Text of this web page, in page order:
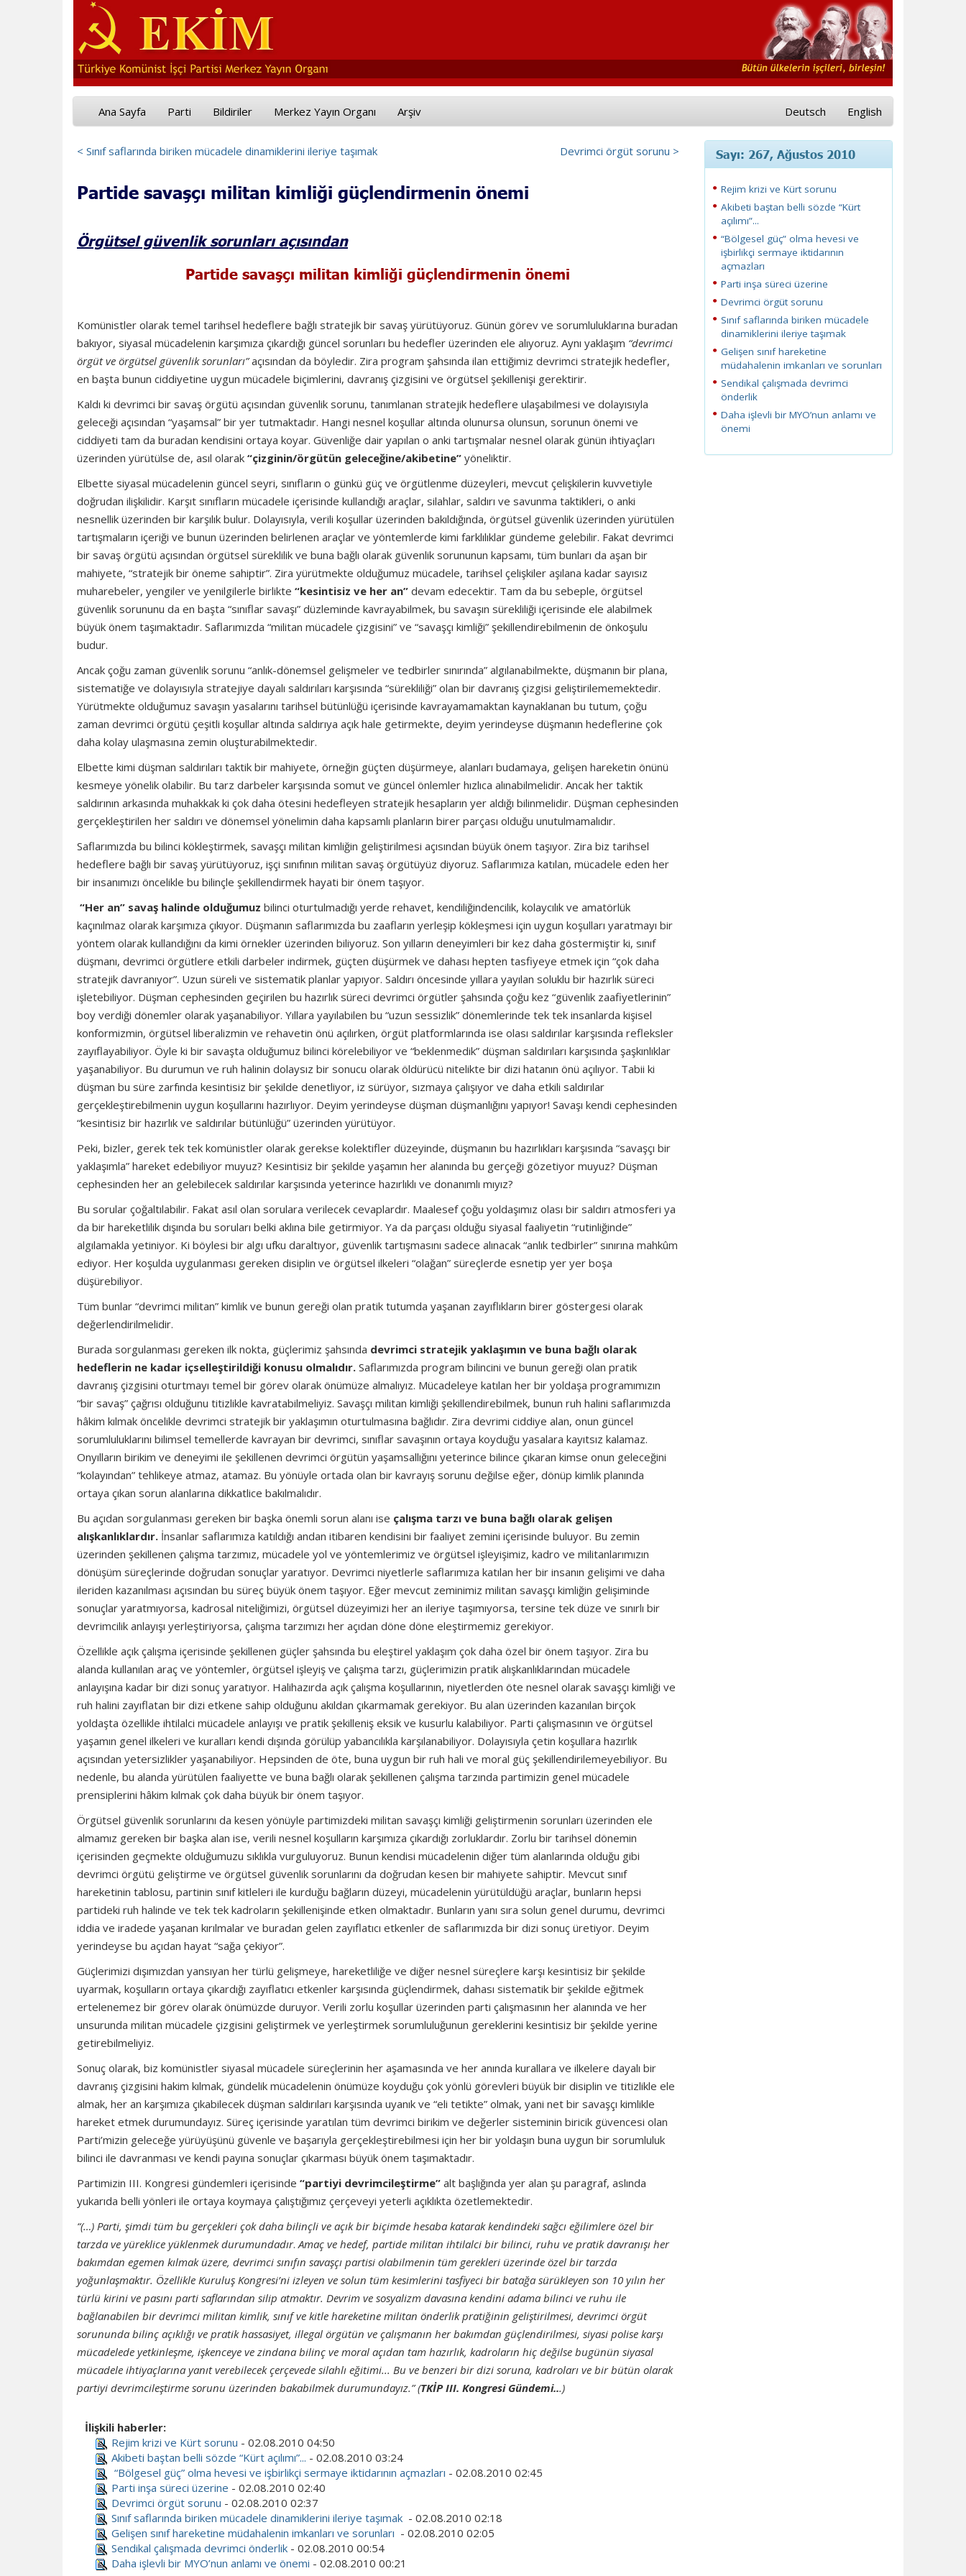
Ana Sayfa Parti Bildiriler Merkez Yayın Organı Arşiv Deutsch English
Devrimci örgüt sorunu >
< Sınıf saflarında biriken mücadele dinamiklerini ileriye taşımak
Partide savaşçı militan kimliği güçlendirmenin önemi
Örgütsel güvenlik sorunları açısından
Partide savaşçı militan kimliği güçlendirmenin önemi
Komünistler olarak temel tarihsel hedeflere bağlı stratejik bir savaş yürütüyoruz. Günün görev ve sorumluluklarına buradan
bakıyor, siyasal mücadelenin karşımıza çıkardığı güncel sorunları bu hedefler üzerinden ele alıyoruz. Aynı yaklaşım “devrimci
örgüt ve örgütsel güvenlik sorunları”açısından da böyledir. Zira program şahsında ilan ettiğimiz devrimci stratejik hedefler,
en başta bunun ciddiyetine uygun mücadele biçimlerini, davranış çizgisini ve örgütsel şekillenişi gerektirir.
Kaldı ki devrimci bir savaş örgütü açısından güvenlik sorunu, tanımlanan stratejik hedeflere ulaşabilmesi ve dolayısıyla
geleceği açısından “yaşamsal” bir yer tutmaktadır. Hangi nesnel koşullar altında olunursa olunsun, sorunun önemi ve
ciddiyeti tam da buradan kendisini ortaya koyar. Güvenliğe dair yapılan o anki tartışmalar nesnel olarak günün ihtiyaçları
üzerinden yürütülse de, asıl olarak “çizginin/örgütün geleceğine/akibetine” yöneliktir.
Elbette siyasal mücadelenin güncel seyri, sınıfların o günkü güç ve örgütlenme düzeyleri, mevcut çelişkilerin kuvvetiyle
doğrudan ilişkilidir. Karşıt sınıfların mücadele içerisinde kullandığı araçlar, silahlar, saldırı ve savunma taktikleri, o anki
nesnellik üzerinden bir karşılık bulur. Dolayısıyla, verili koşullar üzerinden bakıldığında, örgütsel güvenlik üzerinden yürütülen
tartışmaların içeriği ve bunun üzerinden belirlenen araçlar ve yöntemlerde kimi farklılıklar gündeme gelebilir. Fakat devrimci
bir savaş örgütü açısından örgütsel süreklilik ve buna bağlı olarak güvenlik sorununun kapsamı, tüm bunları da aşan bir
mahiyete, “stratejik bir öneme sahiptir”. Zira yürütmekte olduğumuz mücadele, tarihsel çelişkiler aşılana kadar sayısız
muharebeler, yengiler ve yenilgilerle birlikte “kesintisiz ve her an” devam edecektir. Tam da bu sebeple, örgütsel
güvenlik sorununu da en başta “sınıflar savaşı” düzleminde kavrayabilmek, bu savaşın sürekliliği içerisinde ele alabilmek
büyük önem taşımaktadır. Saflarımızda “militan mücadele çizgisini” ve “savaşçı kimliği” şekillendirebilmenin de önkoşulu
budur.
Ancak çoğu zaman güvenlik sorunu “anlık-dönemsel gelişmeler ve tedbirler sınırında” algılanabilmekte, düşmanın bir plana,
sistematiğe ve dolayısıyla stratejiye dayalı saldırıları karşısında “sürekliliği” olan bir davranış çizgisi geliştirilememektedir.
Yürütmekte olduğumuz savaşın yasalarını tarihsel bütünlüğü içerisinde kavrayamamaktan kaynaklanan bu tutum, çoğu
zaman devrimci örgütü çeşitli koşullar altında saldırıya açık hale getirmekte, deyim yerindeyse düşmanın hedeflerine çok
daha kolay ulaşmasına zemin oluşturabilmektedir.
Elbette kimi düşman saldırıları taktik bir mahiyete, örneğin güçten düşürmeye, alanları budamaya, gelişen hareketin önünü
kesmeye yönelik olabilir. Bu tarz darbeler karşısında somut ve güncel önlemler hızlıca alınabilmelidir. Ancak her taktik
saldırının arkasında muhakkak ki çok daha ötesini hedefleyen stratejik hesapların yer aldığı bilinmelidir. Düşman cephesinden
gerçekleştirilen her saldırı ve dönemsel yönelimin daha kapsamlı planların birer parçası olduğu unutulmamalıdır.
Saflarımızda bu bilinci kökleştirmek, savaşçı militan kimliğin geliştirilmesi açısından büyük önem taşıyor. Zira biz tarihsel
hedeflere bağlı bir savaş yürütüyoruz, işçi sınıfının militan savaş örgütüyüz diyoruz. Saflarımıza katılan, mücadele eden her
bir insanımızı öncelikle bu bilinçle şekillendirmek hayati bir önem taşıyor.
“Her an” savaş halinde olduğumuz bilinci oturtulmadığı yerde rehavet, kendiliğindencilik, kolaycılık ve amatörlük
kaçınılmaz olarak karşımıza çıkıyor. Düşmanın saflarımızda bu zaafların yerleşip kökleşmesi için uygun koşulları yaratmayı bir
yöntem olarak kullandığını da kimi örnekler üzerinden biliyoruz. Son yılların deneyimleri bir kez daha göstermiştir ki, sınıf
düşmanı, devrimci örgütlere etkili darbeler indirmek, güçten düşürmek ve dahası hepten tasfiyeye etmek için “çok daha
stratejik davranıyor”. Uzun süreli ve sistematik planlar yapıyor. Saldırı öncesinde yıllara yayılan soluklu bir hazırlık süreci
işletebiliyor. Düşman cephesinden geçirilen bu hazırlık süreci devrimci örgütler şahsında çoğu kez “güvenlik zaafiyetlerinin”
boy verdiği dönemler olarak yaşanabiliyor. Yıllara yayılabilen bu “uzun sessizlik” dönemlerinde tek tek insanlarda kişisel
konformizmin, örgütsel liberalizmin ve rehavetin önü açılırken, örgüt platformlarında ise olası saldırılar karşısında refleksler
zayıflayabiliyor. Öyle ki bir savaşta olduğumuz bilinci körelebiliyor ve “beklenmedik” düşman saldırıları karşısında şaşkınlıklar
yaşanabiliyor. Bu durumun ve ruh halinin dolaysız bir sonucu olarak öldürücü nitelikte bir dizi hatanın önü açılıyor. Tabii ki
düşman bu süre zarfında kesintisiz bir şekilde denetliyor, iz sürüyor, sızmaya çalışıyor ve daha etkili saldırılar
gerçekleştirebilmenin uygun koşullarını hazırlıyor. Deyim yerindeyse düşman düşmanlığını yapıyor! Savaşı kendi cephesinden
“kesintisiz bir hazırlık ve saldırılar bütünlüğü” üzerinden yürütüyor.
Peki, bizler, gerek tek tek komünistler olarak gerekse kolektifler düzeyinde, düşmanın bu hazırlıkları karşısında “savaşçı bir
yaklaşımla” hareket edebiliyor muyuz? Kesintisiz bir şekilde yaşamın her alanında bu gerçeği gözetiyor muyuz? Düşman
cephesinden her an gelebilecek saldırılar karşısında yeterince hazırlıklı ve donanımlı mıyız?
Bu sorular çoğaltılabilir. Fakat asıl olan sorulara verilecek cevaplardır. Maalesef çoğu yoldaşımız olası bir saldırı atmosferi ya
da bir hareketlilik dışında bu soruları belki aklına bile getirmiyor. Ya da parçası olduğu siyasal faaliyetin “rutinliğinde”
algılamakla yetiniyor. Ki böylesi bir algı ufku daraltıyor, güvenlik tartışmasını sadece alınacak “anlık tedbirler” sınırına mahkûm
ediyor. Her koşulda uygulanması gereken disiplin ve örgütsel ilkeleri “olağan” süreçlerde esnetip yer yer boşa
düşürebiliyor.
Tüm bunlar “devrimci militan” kimlik ve bunun gereği olan pratik tutumda yaşanan zayıflıkların birer göstergesi olarak
değerlendirilmelidir.
Burada sorgulanması gereken ilk nokta, güçlerimiz şahsında devrimci stratejik yaklaşımın ve buna bağlı olarak
hedeflerin ne kadar içselleştirildiği konusu olmalıdır. Saflarımızda program bilincini ve bunun gereği olan pratik
davranış çizgisini oturtmayı temel bir görev olarak önümüze almalıyız. Mücadeleye katılan her bir yoldaşa programımızın
“bir savaş” çağrısı olduğunu titizlikle kavratabilmeliyiz. Savaşçı militan kimliği şekillendirebilmek, bunun ruh halini saflarımızda
hâkim kılmak öncelikle devrimci stratejik bir yaklaşımın oturtulmasına bağlıdır. Zira devrimi ciddiye alan, onun güncel
sorumluluklarını bilimsel temellerde kavrayan bir devrimci, sınıflar savaşının ortaya koyduğu yasalara kayıtsız kalamaz.
Onyılların birikim ve deneyimi ile şekillenen devrimci örgütün yaşamsallığını yeterince bilince çıkaran kimse onun geleceğini
“kolayından” tehlikeye atmaz, atamaz. Bu yönüyle ortada olan bir kavrayış sorunu değilse eğer, dönüp kimlik planında
ortaya çıkan sorun alanlarına dikkatlice bakılmalıdır.
Bu açıdan sorgulanması gereken bir başka önemli sorun alanı ise çalışma tarzı ve buna bağlı olarak gelişen
alışkanlıklardır. İnsanlar saflarımıza katıldığı andan itibaren kendisini bir faaliyet zemini içerisinde buluyor. Bu zemin
üzerinden şekillenen çalışma tarzımız, mücadele yol ve yöntemlerimiz ve örgütsel işleyişimiz, kadro ve militanlarımızın
dönüşüm süreçlerinde doğrudan sonuçlar yaratıyor. Devrimci niyetlerle saflarımıza katılan her bir insanın gelişimi ve daha
ileriden kazanılması açısından bu süreç büyük önem taşıyor. Eğer mevcut zeminimiz militan savaşçı kimliğin gelişiminde
sonuçlar yaratmıyorsa, kadrosal niteliğimizi, örgütsel düzeyimizi her an ileriye taşımıyorsa, tersine tek düze ve sınırlı bir
devrimcilik anlayışı yerleştiriyorsa, çalışma tarzımızı her açıdan döne döne eleştirmemiz gerekiyor.
Özellikle açık çalışma içerisinde şekillenen güçler şahsında bu eleştirel yaklaşım çok daha özel bir önem taşıyor. Zira bu
alanda kullanılan araç ve yöntemler, örgütsel işleyiş ve çalışma tarzı, güçlerimizin pratik alışkanlıklarından mücadele
anlayışına kadar bir dizi sonuç yaratıyor. Halihazırda açık çalışma koşullarının, niyetlerden öte nesnel olarak savaşçı kimliği ve
ruh halini zayıflatan bir dizi etkene sahip olduğunu akıldan çıkarmamak gerekiyor. Bu alan üzerinden kazanılan birçok
yoldaşta özellikle ihtilalci mücadele anlayışı ve pratik şekilleniş eksik ve kusurlu kalabiliyor. Parti çalışmasının ve örgütsel
yaşamın genel ilkeleri ve kuralları kendi dışında görülüp yabancılıkla karşılanabiliyor. Dolayısıyla çetin koşullara hazırlık
açısından yetersizlikler yaşanabiliyor. Hepsinden de öte, buna uygun bir ruh hali ve moral güç şekillendirilemeyebiliyor. Bu
nedenle, bu alanda yürütülen faaliyette ve buna bağlı olarak şekillenen çalışma tarzında partimizin genel mücadele
prensiplerini hâkim kılmak çok daha büyük bir önem taşıyor.
Örgütsel güvenlik sorunlarını da kesen yönüyle partimizdeki militan savaşçı kimliği geliştirmenin sorunları üzerinden ele
almamız gereken bir başka alan ise, verili nesnel koşulların karşımıza çıkardığı zorluklardır. Zorlu bir tarihsel dönemin
içerisinden geçmekte olduğumuzu sıklıkla vurguluyoruz. Bunun kendisi mücadelenin diğer tüm alanlarında olduğu gibi
devrimci örgütü geliştirme ve örgütsel güvenlik sorunlarını da doğrudan kesen bir mahiyete sahiptir. Mevcut sınıf
hareketinin tablosu, partinin sınıf kitleleri ile kurduğu bağların düzeyi, mücadelenin yürütüldüğü araçlar, bunların hepsi
partideki ruh halinde ve tek tek kadroların şekillenişinde etken olmaktadır. Bunların yanı sıra solun genel durumu, devrimci
iddia ve iradede yaşanan kırılmalar ve buradan gelen zayıflatıcı etkenler de saflarımızda bir dizi sonuç üretiyor. Deyim
yerindeyse bu açıdan hayat “sağa çekiyor”.
Güçlerimizi dışımızdan yansıyan her türlü gelişmeye, hareketliliğe ve diğer nesnel süreçlere karşı kesintisiz bir şekilde
uyarmak, koşulların ortaya çıkardığı zayıflatıcı etkenler karşısında güçlendirmek, dahası sistematik bir şekilde eğitmek
ertelenemez bir görev olarak önümüzde duruyor. Verili zorlu koşullar üzerinden parti çalışmasının her alanında ve her
unsurunda militan mücadele çizgisini geliştirmek ve yerleştirmek sorumluluğunun gereklerini kesintisiz bir şekilde yerine
getirebilmeliyiz.
Sonuç olarak, biz komünistler siyasal mücadele süreçlerinin her aşamasında ve her anında kurallara ve ilkelere dayalı bir
davranış çizgisini hakim kılmak, gündelik mücadelenin önümüze koyduğu çok yönlü görevleri büyük bir disiplin ve titizlikle ele
almak, her an karşımıza çıkabilecek düşman saldırıları karşısında uyanık ve “eli tetikte” olmak, yani net bir savaşçı kimlikle
hareket etmek durumundayız. Süreç içerisinde yaratılan tüm devrimci birikim ve değerler sisteminin biricik güvencesi olan
Parti’mizin geleceğe yürüyüşünü güvenle ve başarıyla gerçekleştirebilmesi için her bir yoldaşın buna uygun bir sorumluluk
bilinci ile davranması ve kendi payına sonuçlar çıkarması büyük önem taşımaktadır.
Partimizin III. Kongresi gündemleri içerisinde “partiyi devrimcileştirme” alt başlığında yer alan şu paragraf, aslında
yukarıda belli yönleri ile ortaya koymaya çalıştığımız çerçeveyi yeterli açıklıkta özetlemektedir.
“(…) Parti, şimdi tüm bu gerçekleri çok daha bilinçli ve açık bir biçimde hesaba katarak kendindeki sağcı eğilimlere özel bir
tarzda ve yüreklice yüklenmek durumundadır.Amaç ve hedef, partide militan ihtilalci bir bilinci, ruhu ve pratik davranışı her
bakımdan egemen kılmak üzere, devrimci sınıfın savaşçı partisi olabilmenin tüm gerekleri üzerinde özel bir tarzda
yoğunlaşmaktır. Özellikle Kuruluş Kongresi’ni izleyen ve solun tüm kesimlerini tasfiyeci bir batağa sürükleyen son 10 yılın her
türlü kirini ve pasını parti saflarından silip atmaktır. Devrim ve sosyalizm davasına kendini adama bilinci ve ruhu ile
bağlanabilen bir devrimci militan kimlik, sınıf ve kitle hareketine militan önderlik pratiğinin geliştirilmesi, devrimci örgüt
sorununda bilinç açıklığı ve pratik hassasiyet, illegal örgütün ve çalışmanın her bakımdan güçlendirilmesi, siyasi polise karşı
mücadelede yetkinleşme, işkenceye ve zindana bilinç ve moral açıdan tam hazırlık, kadroların hiç değilse bugünün siyasal
mücadele ihtiyaçlarına yanıt verebilecek çerçevede silahlı eğitimi... Bu ve benzeri bir dizi soruna, kadroları ve bir bütün olarak
partiyi devrimcileştirme sorunu üzerinden bakabilmek durumundayız.” (TKİP III. Kongresi Gündemi...)
İlişkili haberler:
Rejim krizi ve Kürt sorunu - 02.08.2010 04:50
Akibeti baştan belli sözde “Kürt açılımı”... - 02.08.2010 03:24
“Bölgesel güç” olma hevesi ve işbirlikçi sermaye iktidarının açmazları - 02.08.2010 02:45
Parti inşa süreci üzerine - 02.08.2010 02:40
Devrimci örgüt sorunu - 02.08.2010 02:37
Sınıf saflarında biriken mücadele dinamiklerini ileriye taşımak - 02.08.2010 02:18
Gelişen sınıf hareketine müdahalenin imkanları ve sorunları - 02.08.2010 02:05
Sendikal çalışmada devrimci önderlik - 02.08.2010 00:54
Daha işlevli bir MYO’nun anlamı ve önemi - 02.08.2010 00:21
Sayı: 267, Ağustos 2010
Rejim krizi ve Kürt sorunu
Akibeti baştan belli sözde “Kürt
açılımı”...
“Bölgesel güç” olma hevesi ve
işbirlikçi sermaye iktidarının
açmazları
Parti inşa süreci üzerine
Devrimci örgüt sorunu
Sınıf saflarında biriken mücadele
dinamiklerini ileriye taşımak
Gelişen sınıf hareketine
müdahalenin imkanları ve sorunları
Sendikal çalışmada devrimci
önderlik
Daha işlevli bir MYO’nun anlamı ve
önemi